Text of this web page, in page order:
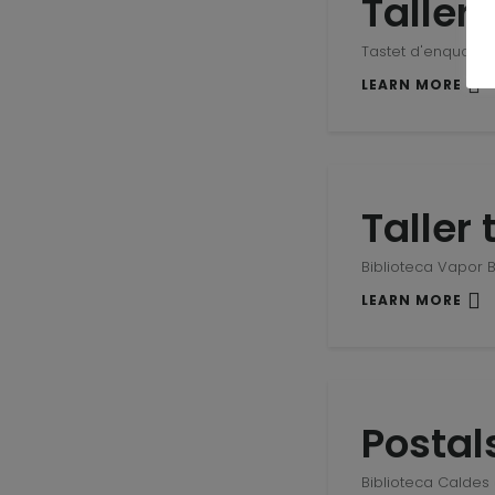
Taller
Tastet
LEARN MORE
Taller
Biblioteca Vapor
LEARN MORE
Biblioteca Caldes